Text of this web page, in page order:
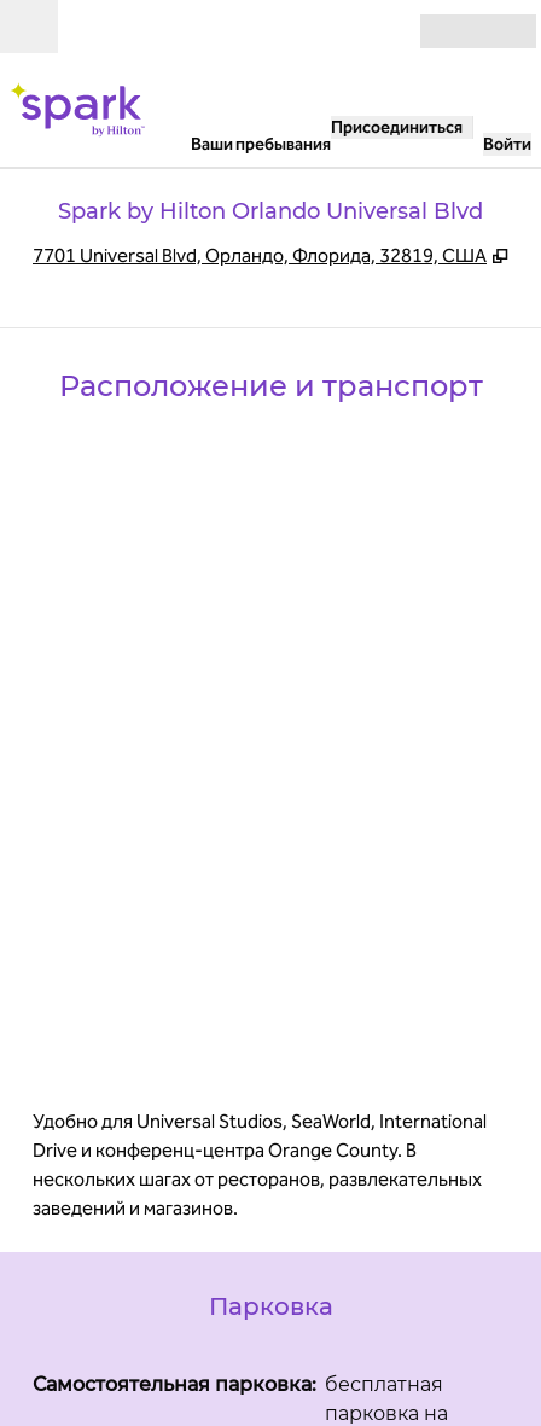
Ваши пребывания
Присоединиться
Войти
Spark by Hilton Orlando Universal Blvd
7701 Universal Blvd, Орландо, Флорида, 32819, США ,
Расположение и транспорт
Удобно для Universal Studios, SeaWorld, International
Drive и конференц-центра Orange County. В
нескольких шагах от ресторанов, развлекательных
заведений и магазинов.
Парковка
Самостоятельная парковка: бесплатная
парковка на